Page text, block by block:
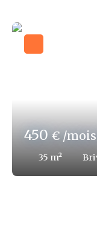
450€ /mois
35 m²